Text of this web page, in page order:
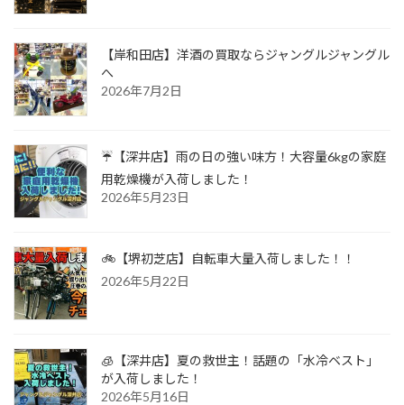
【岸和田店】洋酒の買取ならジャングルジャングル
へ
2026年7月2日
☔【深井店】雨の日の強い味方！大容量6kgの家庭
用乾燥機が入荷しました！
2026年5月23日
🚲【堺初芝店】自転車大量入荷しました！！
2026年5月22日
🧊【深井店】夏の救世主！話題の「水冷ベスト」
が入荷しました！
2026年5月16日